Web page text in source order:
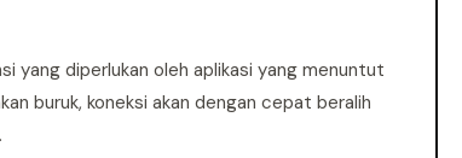
yang diperlukan oleh aplikasi yang menuntut
buruk, koneksi akan dengan cepat beralih